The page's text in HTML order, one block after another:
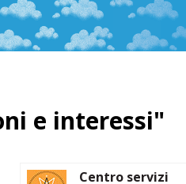
e interessi"
Centro servizi